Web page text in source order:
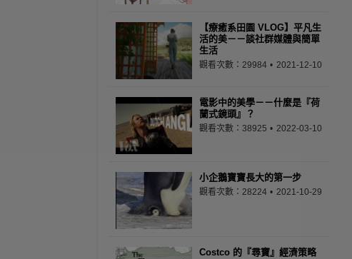
【療癒系田園 VLOG】平凡生
活的美－－談社群媒體與簡單
生活
觀看次數：29984 2021-12-10
電影中的美學－－什麼是『荷
蘭式鏡頭』？
觀看次數：38925 2022-03-10
小企鵝寶寶長大的第一步
觀看次數：28224 2021-10-29
Costco 的『尋寶』經濟策略